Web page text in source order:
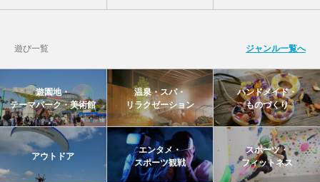
遊び一覧 ジャンル一覧へ
遊園地・
テーマパーク・美術館
温泉・スパ・
リラクゼーション
ハンドメイド・
ものづくり
アウトドア
エンタメ・
スポーツ観戦
スポーツ・
フィットネス